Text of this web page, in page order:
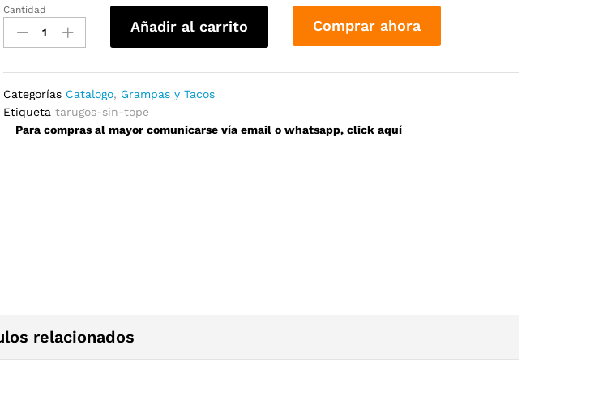
Tarugos
sin
Tope
Cantidad
Añadir al carrito Comprar ahora
Categorías Catalogo, Grampas y Tacos
Etiquetatarugos-sin-tope
Para compras al mayor comunicarse vía email o whatsapp, click aquí
relacionados